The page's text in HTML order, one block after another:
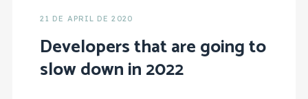
21 DE APRIL DE 2020
Developers that are going to
slow down in 2022